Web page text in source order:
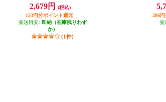
2,679円
(税込)
133円分ポイント還元
発送目安: 即納（在庫残りわず
か）
(1件)
286
発